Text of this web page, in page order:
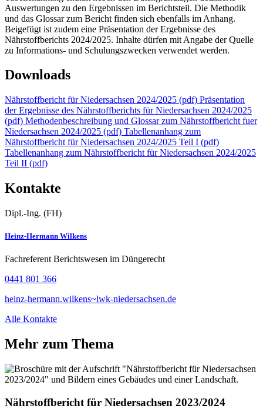
Auswertungen zu den Ergebnissen im Berichtsteil. Die Methodik
und das Glossar zum Bericht finden sich ebenfalls im Anhang.
Beigefügt ist zudem eine Präsentation der Ergebnisse des
Nährstoffberichts 2024/2025. Inhalte dürfen mit Angabe der Quelle
zu Informations- und Schulungszwecken verwendet werden.
Downloads
Nährstoffbericht für Niedersachsen 2024/2025 (pdf) Präsentation
der Ergebnisse des Nährstoffberichts für Niedersachsen 2024/2025
(pdf) Methodenbeschreibung und Glossar zum Nährstoffbericht fuer
Niedersachsen 2024/2025 (pdf) Tabellenanhang zum
Nährstoffbericht für Niedersachsen 2024/2025 Teil I (pdf)
Tabellenanhang zum Nährstoffbericht für Niedersachsen 2024/2025
Teil II (pdf)
Kontakte
Dipl.-Ing. (FH)
Heinz-Hermann Wilkens
Fachreferent Berichtswesen im Düngerecht
0441 801 366
heinz-hermann.wilkens~lwk-niedersachsen.de
Alle Kontakte
Mehr zum Thema
Nährstoffbericht für Niedersachsen 2023/2024